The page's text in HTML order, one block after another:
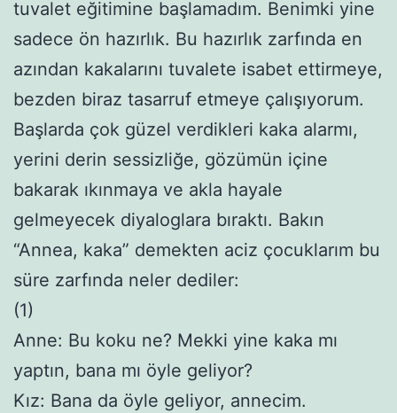
tuvalet eğitimine başlamadım. Benimki yine
sadece ön hazırlık. Bu hazırlık zarfında en
azından kakalarını tuvalete isabet ettirmeye,
bezden biraz tasarruf etmeye çalışıyorum.
Başlarda çok güzel verdikleri kaka alarmı,
yerini derin sessizliğe, gözümün içine
bakarak ıkınmaya ve akla hayale
gelmeyecek diyaloglara bıraktı. Bakın
“Annea, kaka” demekten aciz çocuklarım bu
süre zarfında neler dediler:
(1)
Anne: Bu koku ne? Mekki yine kaka mı
yaptın, bana mı öyle geliyor?
Kız: Bana da öyle geliyor, annecim.